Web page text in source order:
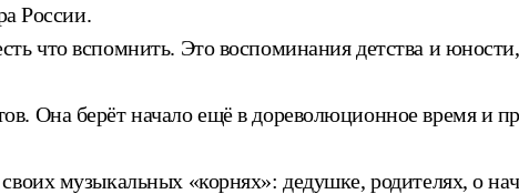
России.
что вспомнить. Это воспоминания детства и
Она берёт начало ещё в дореволюционное время и
музыкальных «корнях»: дедушке, родителях, о